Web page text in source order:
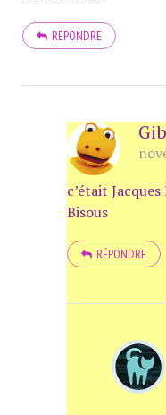
RÉPONDRE
c’était
Bisous
RÉPONDRE